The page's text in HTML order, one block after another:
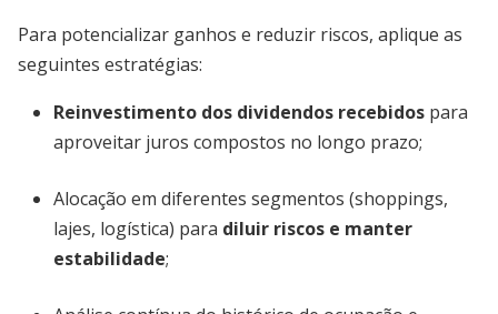
Para potencializar ganhos e reduzir riscos, aplique as
seguintes estratégias:
Reinvestimento dos dividendos recebidos para
aproveitar juros compostos no longo prazo;
Alocação em diferentes segmentos (shoppings,
lajes, logística) para diluir riscos e manter
estabilidade;